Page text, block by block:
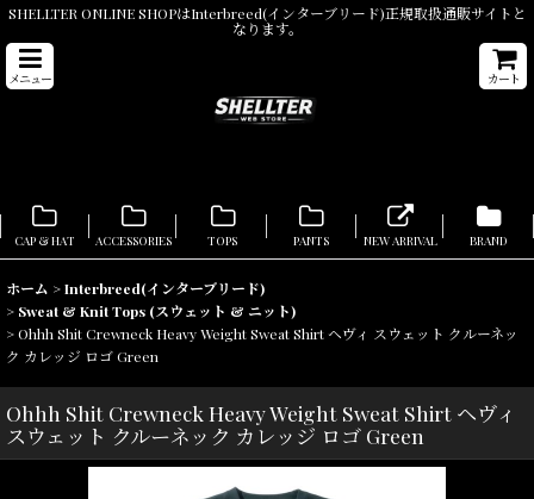
SHELLTER ONLINE SHOPはInterbreed(インターブリード)正規取扱通販サイトと
なります。
メニュー カート
CAP & HAT ACCESSORIES TOPS PANTS NEW ARRIVAL BRAND
ホーム >Interbreed(インターブリード)
> Sweat & Knit Tops (スウェット & ニット)
>Ohhh Shit Crewneck Heavy Weight Sweat Shirt ヘヴィ スウェット クルーネッ
ク カレッジ ロゴ Green
Ohhh Shit Crewneck Heavy Weight Sweat Shirt ヘヴィ
スウェット クルーネック カレッジ ロゴ Green